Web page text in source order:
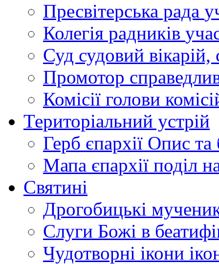
Пресвітерська рада
Колегія радників
Суд судовий вікарій,
Промотор
Комісії голови
Територіальний устрій
Герб єпархії Опис та
Мапа єпархії поділ
Святині
Дрогобицькі
Слуги Божі в
Чудотворні ікони